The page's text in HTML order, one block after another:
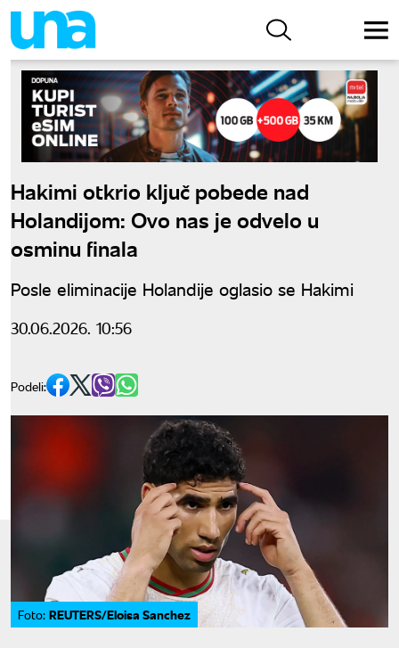
Hakimi otkrio ključ pobede nad
Holandijom: Ovo nas je odvelo u
osminu finala
Posle eliminacije Holandije oglasio se Hakimi
30.06.2026. 10:56
Podeli:
Foto: REUTERS/Eloisa Sanchez